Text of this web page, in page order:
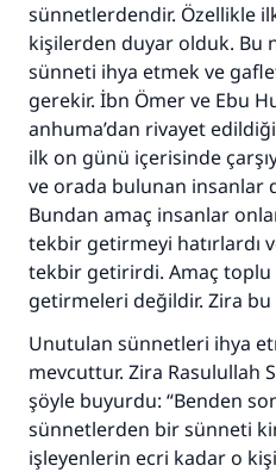
sünnetlerdendir. Özellikle
kişilerden duyar olduk. Bu
sünneti ihya etmek ve
gerekir. İbn Ömer ve Ebu
anhuma’dan rivayet
ilk on günü içerisinde
ve orada bulunan insanlar
Bundan amaç insanlar
tekbir getirmeyi hatırlardı
tekbir getirirdi. Amaç
getirmeleri değildir. Zira
Unutulan sünnetleri ihya
mevcuttur. Zira Rasulullah
şöyle buyurdu: “Benden
sünnetlerden bir sünneti
işleyenlerin ecri kadar o